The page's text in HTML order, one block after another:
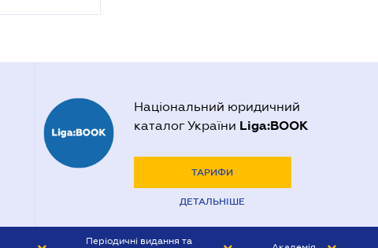
Національний юридичний
каталог України Liga:BOOK
ТАРИФИ
ДЕТАЛЬНІШЕ
Періодичні видання та